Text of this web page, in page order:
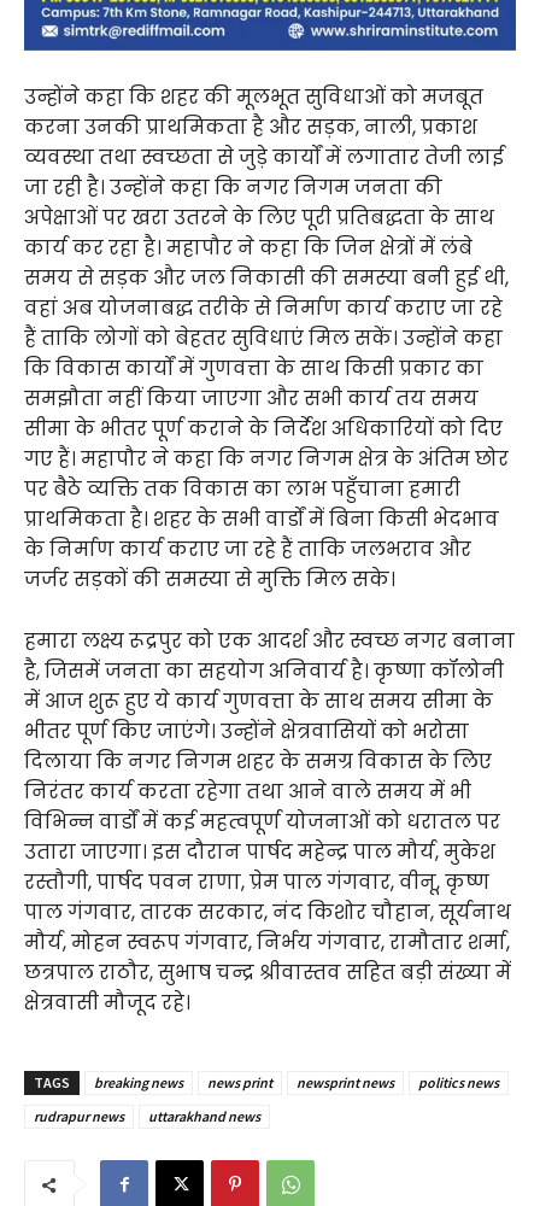
उन्होंने कहा कि शहर की मूलभूत सुविधाओं को मजबूत
करना उनकी प्राथमिकता है और सड़क, नाली, प्रकाश
व्यवस्था तथा स्वच्छता से जुड़े कार्यों में लगातार तेजी लाई
जा रही है। उन्होंने कहा कि नगर निगम जनता की
अपेक्षाओं पर खरा उतरने के लिए पूरी प्रतिबद्धता के साथ
कार्य कर रहा है। महापौर ने कहा कि जिन क्षेत्रों में लंबे
समय से सड़क और जल निकासी की समस्या बनी हुई थी,
वहां अब योजनाबद्ध तरीके से निर्माण कार्य कराए जा रहे
हैं ताकि लोगों को बेहतर सुविधाएं मिल सकें। उन्होंने कहा
कि विकास कार्यों में गुणवत्ता के साथ किसी प्रकार का
समझौता नहीं किया जाएगा और सभी कार्य तय समय
सीमा के भीतर पूर्ण कराने के निर्देश अधिकारियों को दिए
गए हैं। महापौर ने कहा कि नगर निगम क्षेत्र के अंतिम छोर
पर बैठे व्यक्ति तक विकास का लाभ पहुँचाना हमारी
प्राथमिकता है। शहर के सभी वार्डों में बिना किसी भेदभाव
के निर्माण कार्य कराए जा रहे हैं ताकि जलभराव और
जर्जर सड़कों की समस्या से मुक्ति मिल सके।
हमारा लक्ष्य रूद्रपुर को एक आदर्श और स्वच्छ नगर बनाना
है, जिसमें जनता का सहयोग अनिवार्य है। कृष्णा कॉलोनी
में आज शुरू हुए ये कार्य गुणवत्ता के साथ समय सीमा के
भीतर पूर्ण किए जाएंगे। उन्होंने क्षेत्रवासियों को भरोसा
दिलाया कि नगर निगम शहर के समग्र विकास के लिए
निरंतर कार्य करता रहेगा तथा आने वाले समय में भी
विभिन्न वार्डों में कई महत्वपूर्ण योजनाओं को धरातल पर
उतारा जाएगा। इस दौरान पार्षद महेन्द्र पाल मौर्य, मुकेश
रस्तौगी, पार्षद पवन राणा, प्रेम पाल गंगवार, वीनू, कृष्ण
पाल गंगवार, तारक सरकार, नंद किशोर चौहान, सूर्यनाथ
मौर्य, मोहन स्वरूप गंगवार, निर्भय गंगवार, रामौतार शर्मा,
छत्रपाल राठौर, सुभाष चन्द्र श्रीवास्तव सहित बड़ी संख्या में
क्षेत्रवासी मौजूद रहे।
TAGS breaking news news print newsprint news
politics news
rudrapur news
uttarakhand news